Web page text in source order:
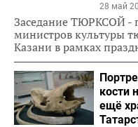
28 май
Заседание ТЮРКСОЙ -
министров культуры
Казани в рамках
кости
ещё